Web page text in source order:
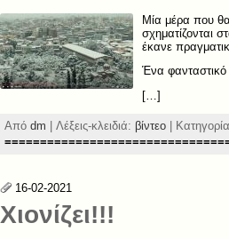
Mία μέρα που
σχηματίζονται
έκανε
Ένα φανταστικό
[…]
Από dm | Λέξεις-κλειδιά: βίντεο|
16-02-2021
Χιονίζει!!!